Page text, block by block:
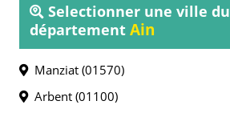
Selectionner une ville du
département Ain
Manziat (01570)
Arbent (01100)